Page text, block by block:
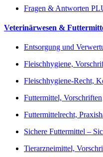
Fragen & Antworten
Veterinärwesen &
Entsorgung und
Fleischhygiene,
Fleischhygiene-Recht,
Futtermittel, Vorschriften
Futtermittelrecht,
Sichere Futtermittel –
Tierarzneimittel,